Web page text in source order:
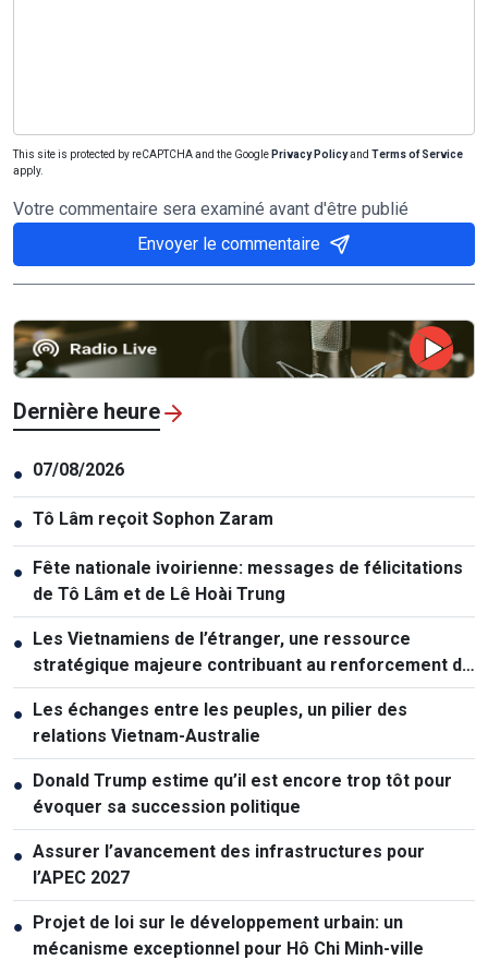
This site is protected by reCAPTCHA and the Google Privacy Policyand Terms of Service
apply.
Votre commentaire sera examiné avant d'être publié
Envoyer le commentaire
Dernière heure
● 07/08/2026
● Tô Lâm reçoit Sophon Zaram
● Fête nationale ivoirienne: messages de félicitations
de Tô Lâm et de Lê Hoài Trung
● Les Vietnamiens de l’étranger, une ressource
stratégique majeure contribuant au renforcement de
la puissance nationale
● Les échanges entre les peuples, un pilier des
relations Vietnam-Australie
● Donald Trump estime qu’il est encore trop tôt pour
évoquer sa succession politique
● Assurer l’avancement des infrastructures pour
l’APEC 2027
● Projet de loi sur le développement urbain: un
mécanisme exceptionnel pour Hô Chi Minh-ville